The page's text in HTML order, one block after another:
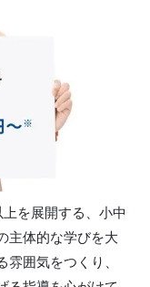
を展開する、小中
主体的な学びを大
囲気をつくり、